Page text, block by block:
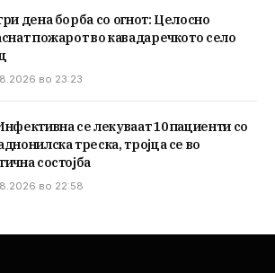
дена борба со огнот: Целосно
пожарот во кавадаречкото село
во 23:23
се лекуваат 10 пациенти со
треска, тројца се во
состојба
во 22:58